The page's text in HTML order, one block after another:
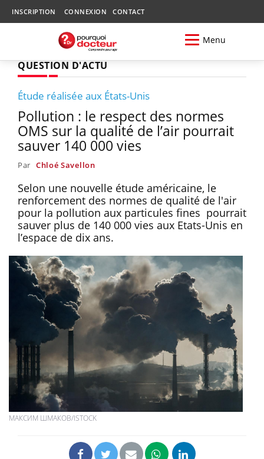
INSCRIPTION CONNEXION CONTACT
Menu
QUESTION D'ACTU
Étude réalisée aux États-Unis
Pollution : le respect des normes
OMS sur la qualité de l’air pourrait
sauver 140 000 vies
Par Chloé Savellon
Selon une nouvelle étude américaine, le
renforcement des normes de qualité de l'air
pour la pollution aux particules fines pourrait
sauver plus de 140 000 vies aux Etats-Unis en
l’espace de dix ans.
МАКСИМ ШМАКОВ/ISTOCK